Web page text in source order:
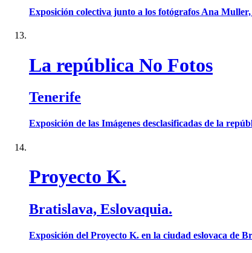
Exposición colectiva junto a los fotógrafos Ana
La república No Fotos
Tenerife
Exposición de las Imágenes desclasificadas de la
Proyecto K.
Bratislava, Eslovaquia.
Exposición del Proyecto K. en la ciudad eslovaca de